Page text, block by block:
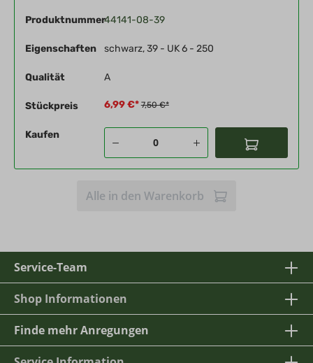
Produktnummer44141-08-39
Eigenschaften schwarz, 39 - UK 6 - 250
Qualität A
Stückpreis 6,99 €*7,50 €*
Kaufen
Alle in den Warenkorb
Service-Team
Shop Informationen
Finde mehr Anregungen